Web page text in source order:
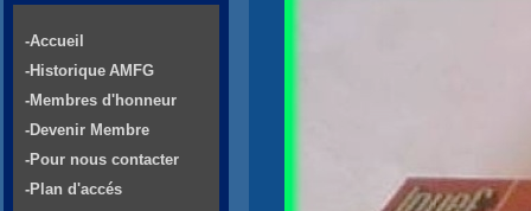
-Accueil
-Historique AMFG
-Membres d'honneur
-Devenir Membre
-Pour nous contacter
-Plan d'accés